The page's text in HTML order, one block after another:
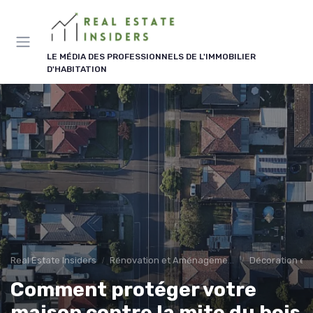
LE MÉDIA DES PROFESSIONNELS DE L'IMMOBILIER
D'HABITATION
Real Estate Insiders Rénovation et Aménagement Décoration et
Comment protéger votre